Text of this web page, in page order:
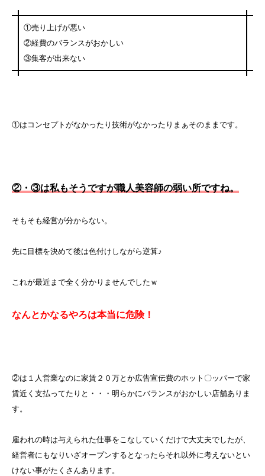
①売り上げが悪い
②経費のバランスがおかしい
③集客が出来ない
①はコンセプトがなかったり技術がなかったりまぁそのままです。
②・③は私もそうですが職人美容師の弱い所ですね。
そもそも経営が分からない。
先に目標を決めて後は色付けしながら逆算♪
これが最近まで全く分かりませんでしたｗ
なんとかなるやろは本当に危険！
②は１人営業なのに家賃２０万とか広告宣伝費のホット〇ッパーで家
賃近く支払ってたりと・・・明らかにバランスがおかしい店舗ありま
す。
雇われの時は与えられた仕事をこなしていくだけで大丈夫でしたが、
経営者にもなりいざオープンするとなったらそれ以外に考えないとい
けない事がたくさんあります。